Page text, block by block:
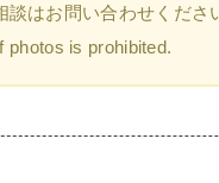
談はお問い合わせくださ
photos is prohibited.